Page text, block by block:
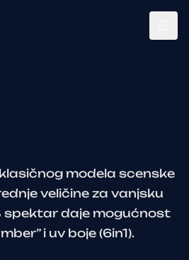
modela scenske
veličine za vanjsku
spektar daje mogućnost
i uv boje (6in1).